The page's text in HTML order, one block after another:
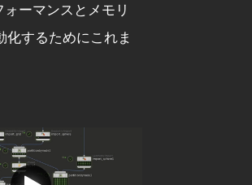
ーマンスとメモリ
するためにこれま